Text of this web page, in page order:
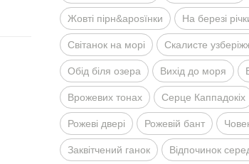
Жовтi пiрн&aposїнки На березi
Свiтанок на морi Скалисте
Обiд бiля озера Вихiд до моря
Врожевих тонах Серце Каппадокiх
Рожевi дверi Рожевiй бант
Заквiтчений ганок Вiдпочинок